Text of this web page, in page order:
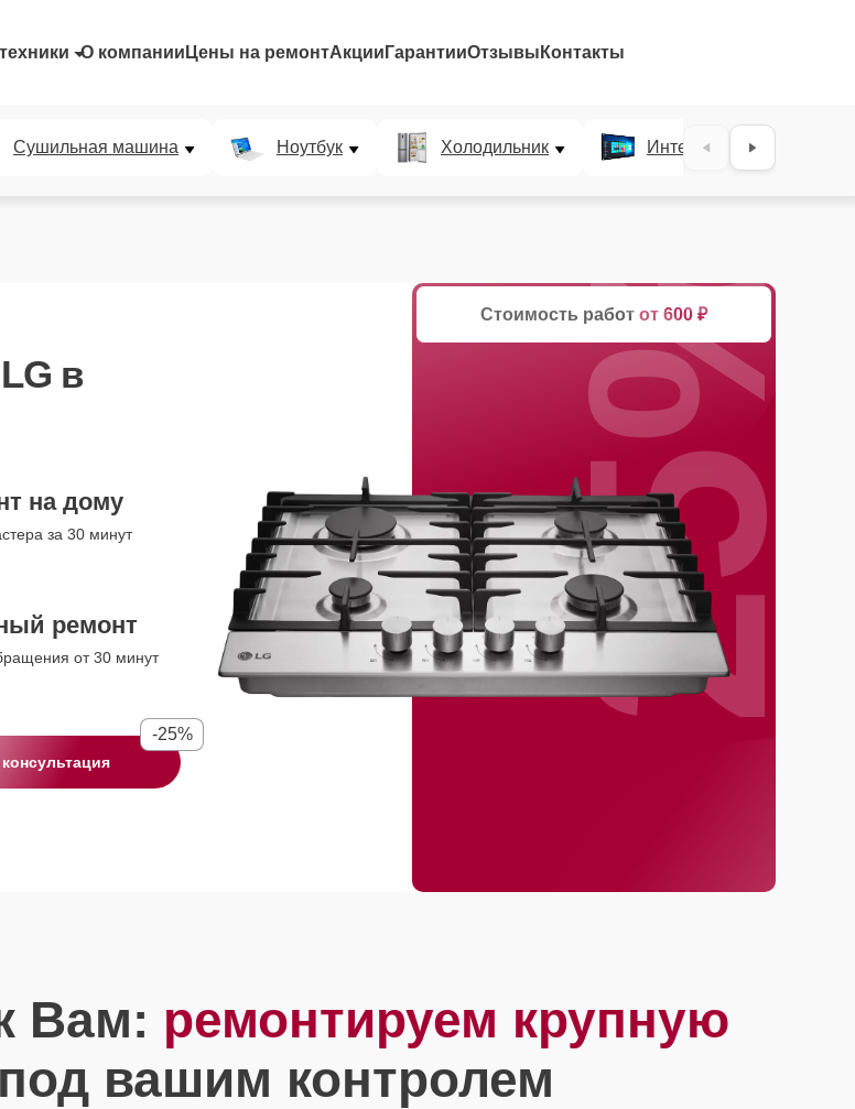
О компании Цены на ремонтАкции ГарантииОтзывы Контакты
Сушильная машина Ноутбук Холодильник Интерактивные панели
в
на дому
за 30 минут
ремонт
от 30 минут
-25%
Стоимость работ от 600 ₽
25%
Вам: ремонтируем крупную
под вашим контролем